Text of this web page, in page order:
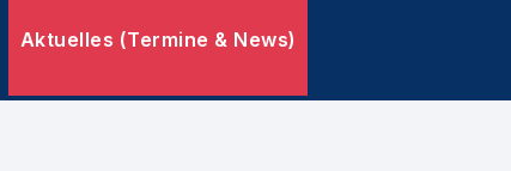
Aktuelles (Termine & News)